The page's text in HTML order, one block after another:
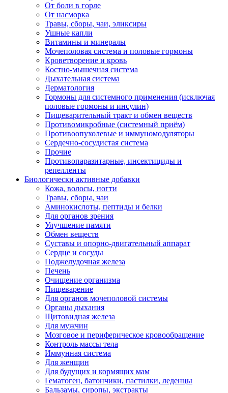
От боли в горле
От насморка
Травы, сборы, чаи, эликсиры
Ушные капли
Витамины и минералы
Мочеполовая система и половые гормоны
Кроветворение и кровь
Костно-мышечная система
Дыхательная система
Дерматология
Гормоны для системного применения (исключая
половые гормоны и инсулин)
Пищеварительный тракт и обмен веществ
Противомикробные (системный приём)
Противоопухолевые и иммуномодуляторы
Сердечно-сосудистая система
Прочие
Противопаразитарные, инсектициды и
репелленты
Биологически активные добавки
Кожа, волосы, ногти
Травы, сборы, чаи
Аминокислоты, пептиды и белки
Для органов зрения
Улучшение памяти
Обмен веществ
Суставы и опорно-двигательный аппарат
Сердце и сосуды
Поджелудочная железа
Печень
Очищение организма
Пищеварение
Для органов мочеполовой системы
Органы дыхания
Щитовидная железа
Для мужчин
Мозговое и периферическое кровообращение
Контроль массы тела
Иммунная система
Для женщин
Для будущих и кормящих мам
Гематоген, батончики, пастилки, леденцы
Бальзамы, сиропы, экстракты